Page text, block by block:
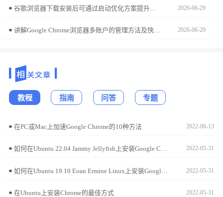
谷歌浏览器下载安装后可通过启动优化方案提升浏览器启动速度，用户可改善性能和响应时间，实现更流畅的浏览体验和高效操作。 2026-06-29
讲解Google Chrome浏览器多账户的管理方法及快速切换技巧，确保多用户环境下的安全与便利。 2026-06-29
教程 指南 问答 专题
在PC或Mac上加速Google Chrome的10种方法 2022-06-13
如何在Ubuntu 22.04 Jammy Jellyfish上安装Google Chrome? 2022-05-31
2022-05-31
在Ubuntu上安装Chrome的最佳方式 2022-05-31